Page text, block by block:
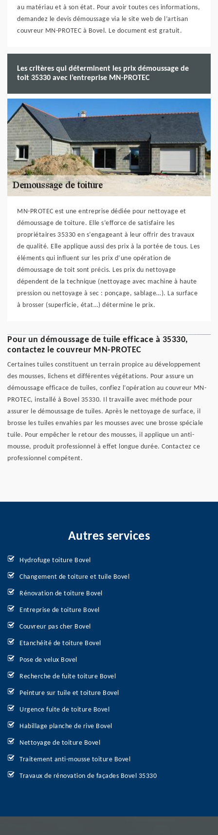
au matériau et à son état. Pour avoir toutes ces informations,
demandez le devis démoussage via le site web de l’artisan
couvreur MN-PROTEC à Bovel. Le document est gratuit.
Les critères qui déterminent les prix démoussage de
toit 35330 avec l’entreprise MN-PROTEC
MN-PROTEC est une entreprise dédiée pour nettoyage et
démoussage de toiture. Elle s’efforce de satisfaire les
propriétaires 35330 en s’engageant à leur offrir des travaux
de qualité. Elle applique aussi des prix à la portée de tous. Les
éléments qui influent sur les prix d’une opération de
démoussage de toit sont précis. Les prix du nettoyage
dépendent de la technique (nettoyage avec machine à haute
pression ou nettoyage à sec : ponçage, sablage…). La surface
à brosser (superficie, état…) détermine le prix.
Pour un démoussage de tuile efficace à 35330,
contactez le couvreur MN-PROTEC
Certaines tuiles constituent un terrain propice au développement
des mousses, lichens et différentes végétations. Pour assure un
démoussage efficace de tuiles, confiez l’opération au couvreur MN-
PROTEC, installé à Bovel 35330. Il travaille avec méthode pour
assurer le démoussage de tuiles. Après le nettoyage de surface, il
brosse les tuiles envahies par les mousses avec une brosse spéciale
tuile. Pour empêcher le retour des mousses, il applique un anti-
mousse, produit professionnel à effet longue durée. Contactez ce
professionnel compétent.
Autres services
Hydrofuge toiture Bovel
Changement de toiture et tuile Bovel
Rénovation de toiture Bovel
Entreprise de toiture Bovel
Couvreur pas cher Bovel
Etanchéité de toiture Bovel
Pose de velux Bovel
Recherche de fuite toiture Bovel
Peinture sur tuile et toiture Bovel
Urgence fuite de toiture Bovel
Habillage planche de rive Bovel
Nettoyage de toiture Bovel
Traitement anti-mousse toiture Bovel
Travaux de rénovation de façades Bovel 35330